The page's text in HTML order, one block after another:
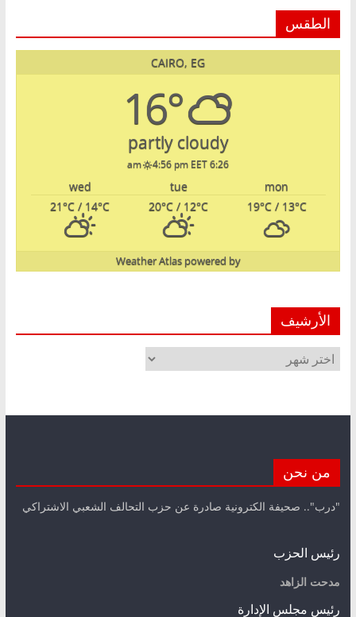
الطقس
CAIRO, EG
16°
partly cloudy
6:26 am
4:56 pm EET
mon
tue
wed
19°C/ 13°C
20°C / 12°C
21°C / 14°C
powered by
Weather Atlas
الأرشيف
الأرشيف
من نحن
"درب".. صحيفة الكترونية صادرة عن حزب التحالف الشعبي الاشتراكي
رئيس الحزب
مدحت الزاهد
رئيس مجلس الإدارة